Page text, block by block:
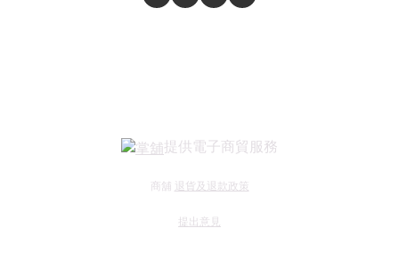
提供電子商貿服務
商舖 退貨及退款政策
提出意見